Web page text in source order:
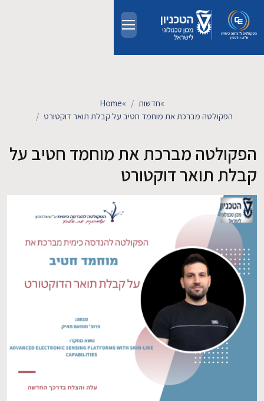
EN
מחקר
חדשות ואירועים
קשרי תעשייה
צרו קשר
Home» חדשות»
הפקולטה מברכת את מוחמד חטיב על קבלת תואר דוקטורט
הפקולטה מברכת את מוחמד חטיב על
קבלת תואר דוקטורט